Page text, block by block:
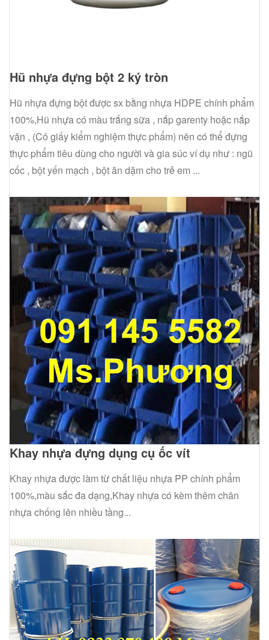
Hũ nhựa đựng bột 2 ký tròn
Hũ nhựa đựng bột được sx bằng nhựa HDPE chính phẩm
100%,Hũ nhựa có màu trắng sữa , nắp garenty hoặc nắp
vặn , (Có giấy kiểm nghiệm thực phẩm) nên có thể đựng
thực phẩm tiêu dùng cho người và gia súc ví dụ như : ngũ
cốc , bột yến mạch , bột ăn dặm cho trẻ em ...
Khay nhựa đựng dụng cụ ốc vít
Khay nhựa được làm từ chất liệu nhựa PP chính phẩm
100%,màu sắc đa dạng,Khay nhựa có kèm thêm chân
nhựa chống lên nhiều tầng...